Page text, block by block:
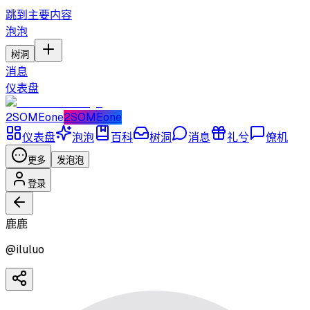
跳到主要内容
泡泡
树洞
消息
仪表盘
2SOMEone2SOMEone
仪表盘
泡泡 百科 树洞 消息 礼兮 僚机
更多 发泡泡
登录
鹿鹿
@iluluo